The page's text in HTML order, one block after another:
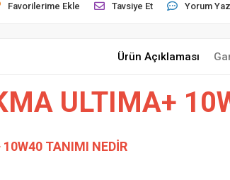
Favorilerime Ekle Tavsiye Et Yorum Yaz
Ürün Açıklaması
ULTIMA+
TANIMI NEDİR